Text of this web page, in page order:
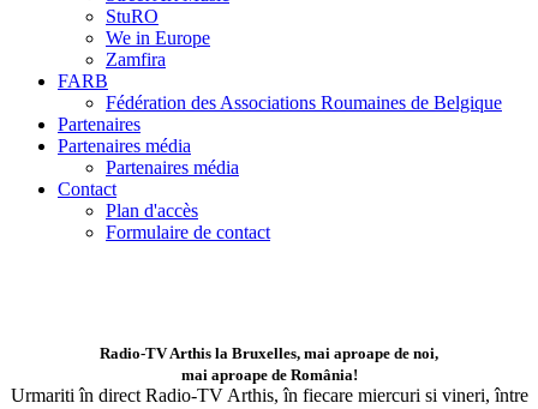
StuRO
We in Europe
Zamfira
FARB
Fédération des Associations Roumaines de Belgique
Partenaires
Partenaires média
Partenaires média
Contact
Plan d'accès
Formulaire de contact
Radio-TV Arthis la Bruxelles, mai aproape de noi,
mai aproape de România!
Urmariti în direct Radio-TV Arthis, în fiecare miercuri si vineri, între